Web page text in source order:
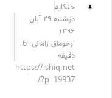
حئکایه
دوشنبه ۲۹ آبان
۱۳۹۶
اوخوماق زامانی: 6
دقیقه
https://ishiq.net
/?p=19937